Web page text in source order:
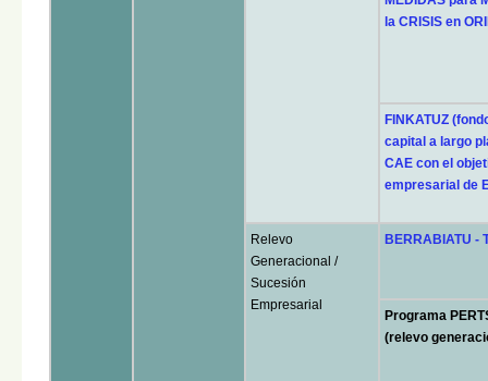
la CRISIS en
FINKATUZ
capital a largo
CAE con el
empresarial de
Relevo
Generacional /
Sucesión
Empresarial
BERRABIATU -
Programa
(relevo